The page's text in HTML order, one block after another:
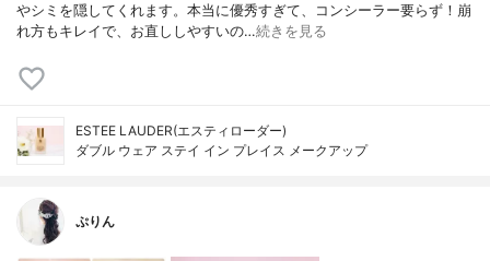
やシミを隠してくれます。本当に優秀すぎて、コンシーラー要らず！崩
れ方もキレイで、お直ししやすいの…続きを見る
ESTEE LAUDER(エスティローダー)
ダブル ウェア ステイ イン プレイス メークアップ
ぷりん